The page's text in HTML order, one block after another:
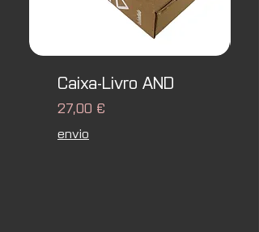
Caixa-Livro AND
Preço
27,00 €
envio